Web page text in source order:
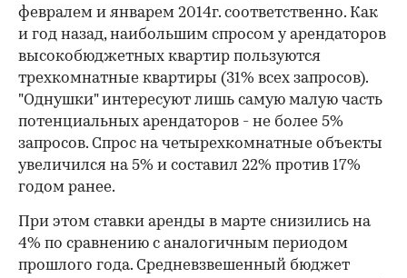
февралем и январем 2014г. соответственно. Как
и год назад, наибольшим спросом у арендаторов
высокобюджетных квартир пользуются
трехкомнатные квартиры (31% всех запросов).
"Однушки" интересуют лишь самую малую часть
потенциальных арендаторов - не более 5%
запросов. Спрос на четырехкомнатные объекты
увеличился на 5% и составил 22% против 17%
годом ранее.
При этом ставки аренды в марте снизились на
4% по сравнению с аналогичным периодом
прошлого года. Средневзвешенный бюджет